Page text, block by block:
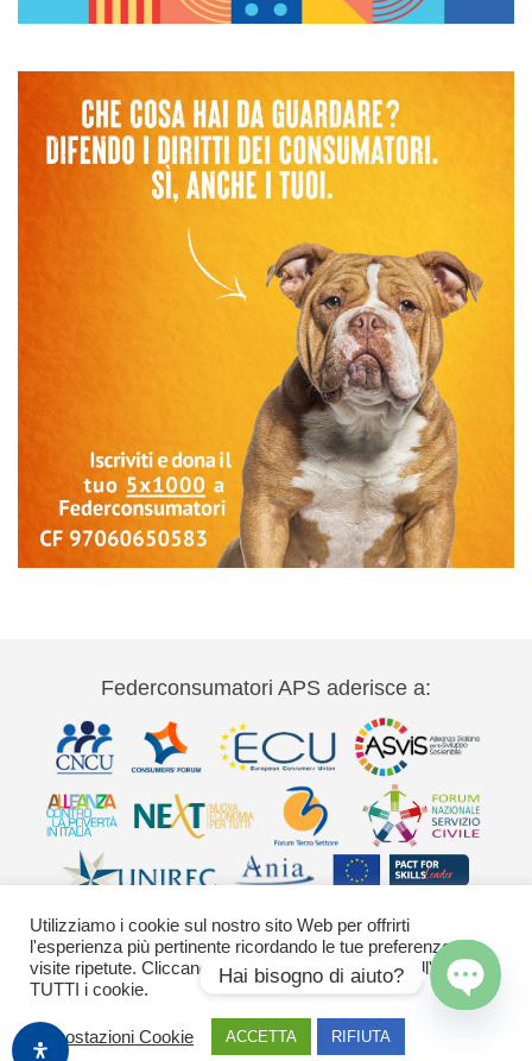
Federconsumatori APS aderisce a:
Via Palestro 11 00185 Roma - tel 06
42020755-9 federconsumatori@federconsumatori.it Ufficio stampa tel: 06
42020755 ufficiostampa@federconsumatori.it -Cookies Policy
Utilizziamo i cookie sul nostro sito Web per offrirti
l'esperienza più pertinente ricordando le tue preferenze e le
visite ripetute. Cliccando su "Accetta" acconsenti all'uso di
TUTTI i cookie.
Impostazioni Cookie ACCETTA RIFIUTA
Hai bisogno di aiuto?